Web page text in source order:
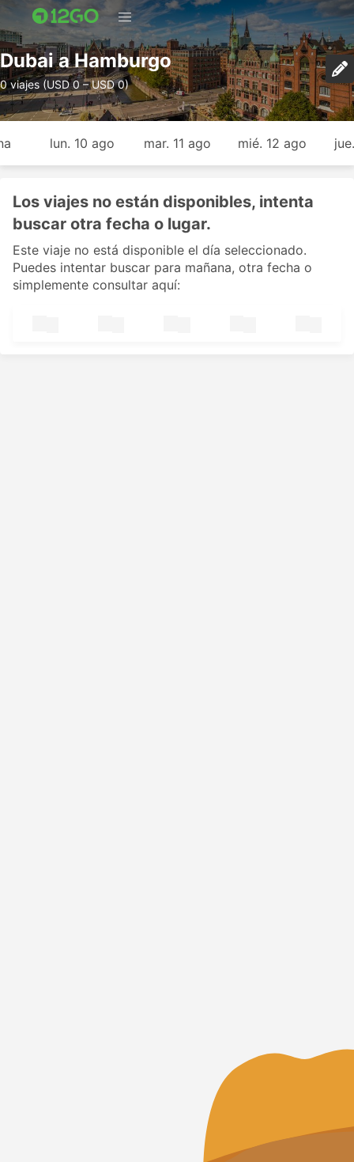
Dubai a Hamburgo
0 viajes (USD 0 – USD 0)
lun. 10 ago mar. 11 ago mié. 12 ago
Los viajes no están disponibles, intenta
buscar otra fecha o lugar.
Este viaje no está disponible el día seleccionado.
Puedes intentar buscar para mañana, otra fecha o
simplemente consultar aquí: